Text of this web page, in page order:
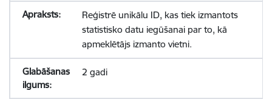
Reģistrē unikālu ID, kas tiek izmantots
statistisko datu iegūšanai par to, kā
apmeklētājs izmanto vietni.
2 gadi